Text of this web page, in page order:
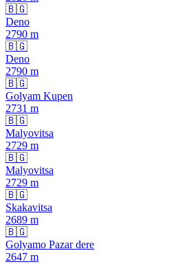
🇧🇬
Deno
2790 m
🇧🇬
Deno
2790 m
🇧🇬
Golyam Kupen
2731 m
🇧🇬
Malyovitsa
2729 m
🇧🇬
Malyovitsa
2729 m
🇧🇬
Skakavitsa
2689 m
🇧🇬
Golyamo Pazar dere
2647 m